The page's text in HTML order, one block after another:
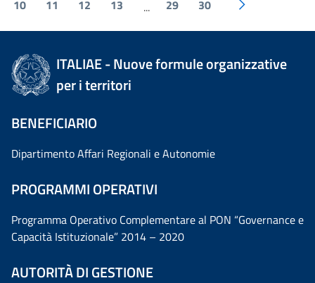
10
11 12 13 ... 29 30
ITALIAE - Nuove formule organizzative
per i territori
BENEFICIARIO
Dipartimento Affari Regionali e Autonomie
PROGRAMMI OPERATIVI
Programma Operativo Complementare al PON “Governance e
Capacità Istituzionale” 2014 – 2020
AUTORITÀ DI GESTIONE